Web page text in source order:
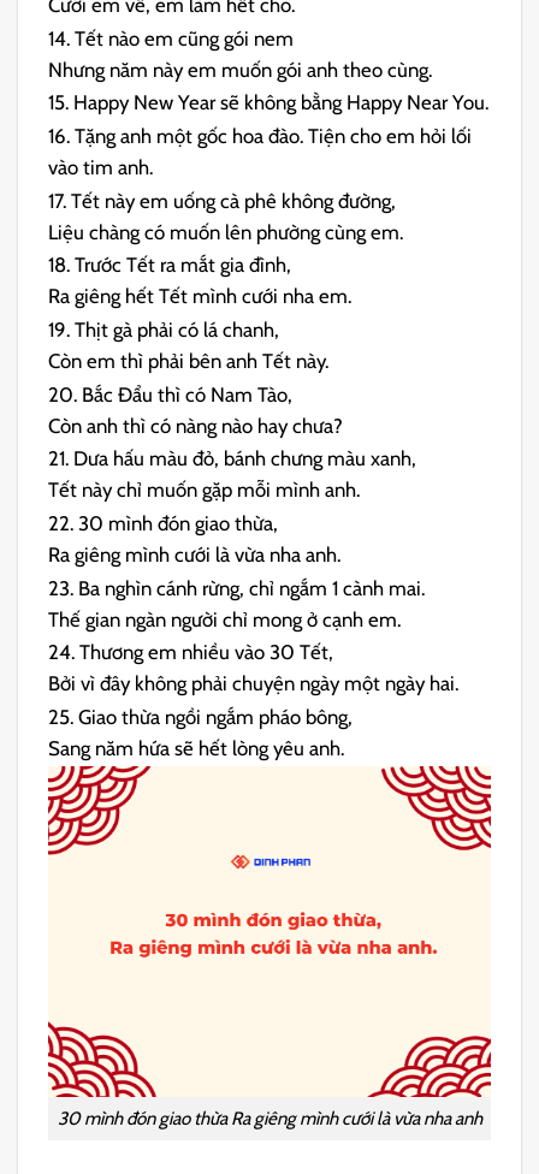
14. Tết nào em cũng gói nem
Nhưng năm này em muốn gói anh theo cùng.
15. Happy New Year sẽ không bằng Happy Near You.
16. Tặng anh một gốc hoa đào. Tiện cho em hỏi lối
vào tim anh.
17. Tết này em uống cà phê không đường,
Liệu chàng có muốn lên phường cùng em.
18. Trước Tết ra mắt gia đình,
Ra giêng hết Tết mình cưới nha em.
19. Thịt gà phải có lá chanh,
Còn em thì phải bên anh Tết này.
20. Bắc Đẩu thì có Nam Tào,
Còn anh thì có nàng nào hay chưa?
21. Dưa hấu màu đỏ, bánh chưng màu xanh,
Tết này chỉ muốn gặp mỗi mình anh.
22. 30 mình đón giao thừa,
Ra giêng mình cưới là vừa nha anh.
23. Ba nghìn cánh rừng, chỉ ngắm 1 cành mai.
Thế gian ngàn người chỉ mong ở cạnh em.
24. Thương em nhiều vào 30 Tết,
Bởi vì đây không phải chuyện ngày một ngày hai.
25. Giao thừa ngồi ngắm pháo bông,
Sang năm hứa sẽ hết lòng yêu anh.
30 mình đón giao thừa Ra giêng mình cưới là vừa nha anh